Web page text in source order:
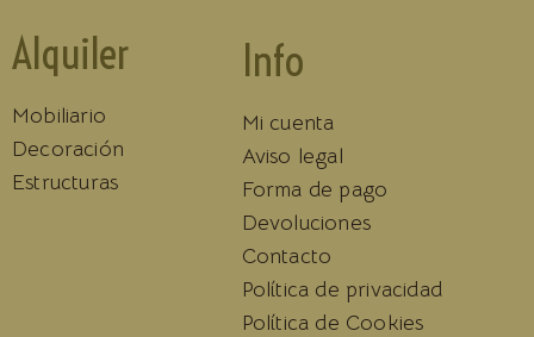
Alquiler
Mobiliario
Decoración
Estructuras
Info
Mi cuenta
Aviso legal
Forma de pago
Devoluciones
Contacto
Política de privacidad
Política de Cookies